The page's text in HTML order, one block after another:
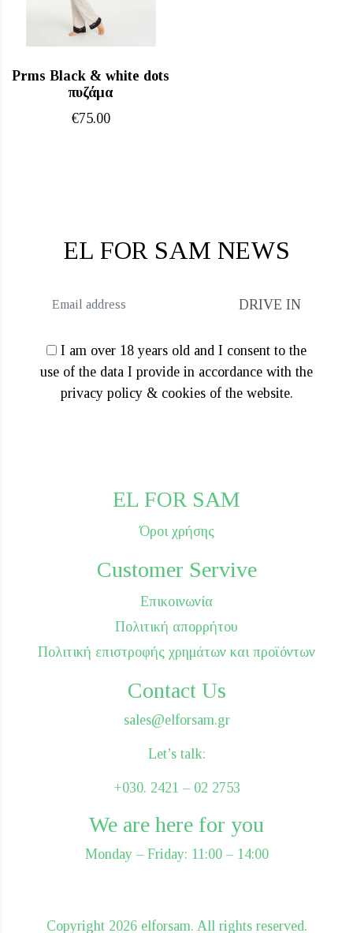
Prms Black & white dots
πυζάμα
€75.00
EL FOR SAM NEWS
I am over 18 years old and I consent to the
use of the data I provide in accordance with the
privacy policy & cookies of the website.
EL FOR SAM
Όροι χρήσης
Customer Servive
Επικοινωνία
Πολιτική απορρήτου
Πολιτική επιστροφής χρημάτων και προϊόντων
Contact Us
sales@elforsam.gr
Let’s talk:
+030. 2421 – 02 2753
We are here for you
Monday – Friday: 11:00 – 14:00
Сopyright 2026 elforsam. All rights reserved.